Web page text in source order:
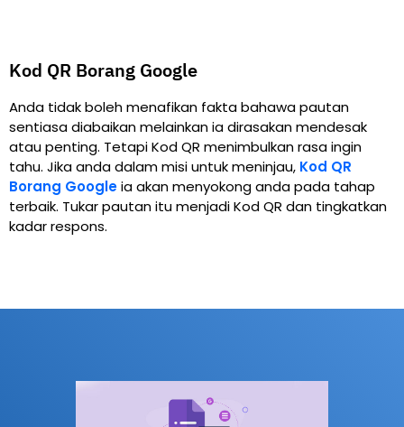
Kod QR Borang Google
Anda tidak boleh menafikan fakta bahawa pautan
sentiasa diabaikan melainkan ia dirasakan mendesak
atau penting. Tetapi Kod QR menimbulkan rasa ingin
tahu. Jika anda dalam misi untuk meninjau, Kod QR
Borang Googleia akan menyokong anda pada tahap
terbaik. Tukar pautan itu menjadi Kod QR dan tingkatkan
kadar respons.